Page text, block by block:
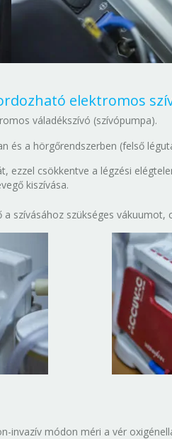
elektromos
váladékszívó (szívópumpa).
és a hörgőrendszerben (felső
ezzel csökkentve a légzési
kiszívása.
szívásához szükséges
invazív módon méri a vér